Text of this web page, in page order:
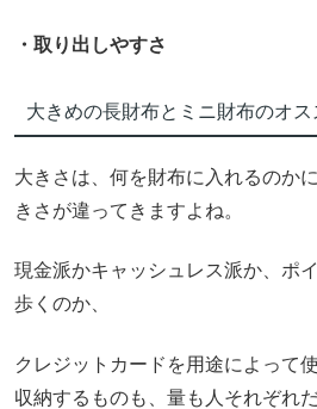
・取り出しやすさ
大きめの長財布とミニ財布のオス
大きさは、何を財布に入れるのか
きさが違ってきますよね。
現金派かキャッシュレス派か、ポ
歩くのか、
クレジットカードを用途によって
収納するものも、量も人それぞれ